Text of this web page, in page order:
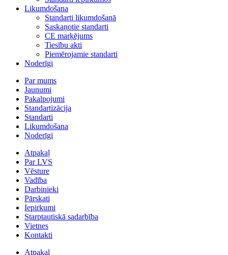
Likumdošana
Standarti likumdošanā
Saskaņotie standarti
CE marķējums
Tiesību akti
Piemērojamie standarti
Noderīgi
Par mums
Jaunumi
Pakalpojumi
Standartizācija
Standarti
Likumdošana
Noderīgi
Atpakaļ
Par LVS
Vēsture
Vadība
Darbinieki
Pārskati
Iepirkumi
Starptautiskā sadarbība
Vietnes
Kontakti
Atpakaļ